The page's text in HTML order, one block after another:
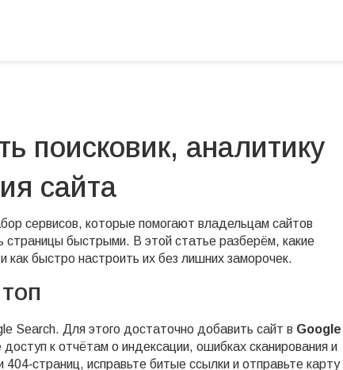
поисковик, аналитику
сайта
сервисов, которые помогают владельцам сайтов
быстрыми. В этой статье разберём, какие
быстро настроить их без лишних заморочек.
Search. Для этого достаточно добавить сайт в Google
к отчётам о индексации, ошибках сканирования и
исправьте битые ссылки и отправьте карту